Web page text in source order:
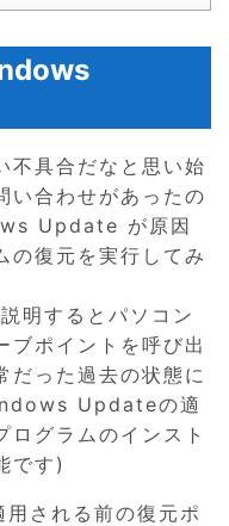
不具合だなと思い始
い合わせがあったの
Update が原因
の復元を実行してみ
明するとパソコン
ブポイントを呼び出
だった過去の状態に
Updateの適
ログラムのインスト
です)
される前の復元ポ